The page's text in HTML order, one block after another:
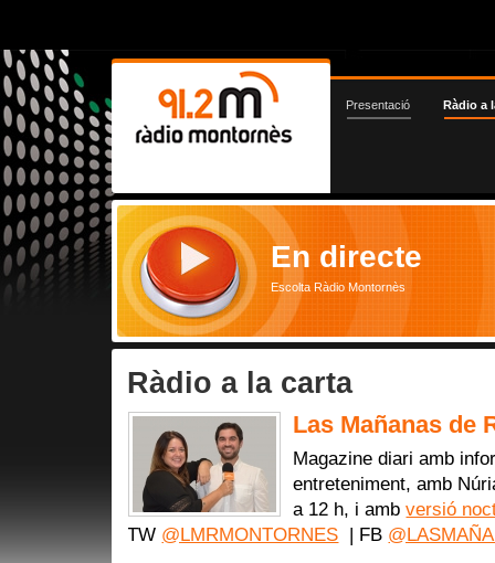
Presentació Ràdio a
En directe
Escolta Ràdio Montornès
Ràdio a la carta
Las Mañanas de
Magazine diari amb
entreteniment, amb
a 12 h, i ambversió
TW @LMRMONTORNES | FB